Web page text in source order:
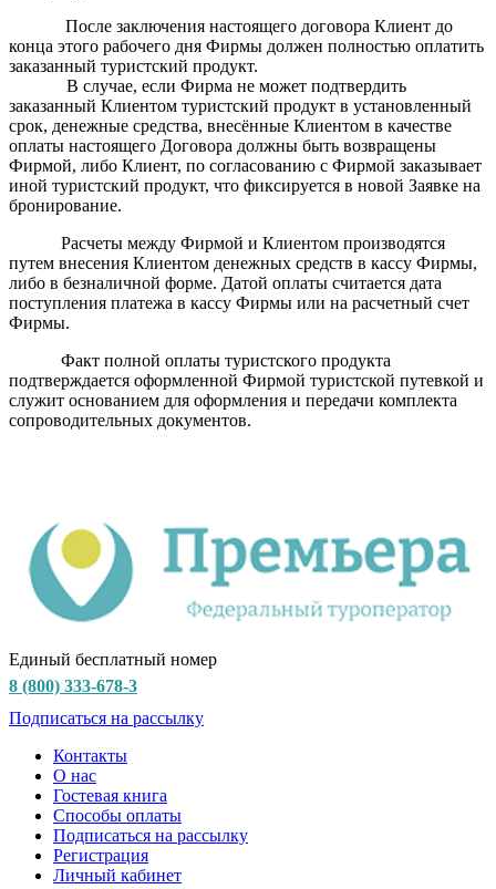
После заключения настоящего договора Клиент до
конца этого рабочего дня Фирмы должен полностью оплатить
заказанный туристский продукт.
В случае, если Фирма не может подтвердить
заказанный Клиентом туристский продукт в установленный
срок, денежные средства, внесённые Клиентом в качестве
оплаты настоящего Договора должны быть возвращены
Фирмой, либо Клиент, по согласованию с Фирмой заказывает
иной туристский продукт, что фиксируется в новой Заявке на
бронирование.
Расчеты между Фирмой и Клиентом производятся
путем внесения Клиентом денежных средств в кассу Фирмы,
либо в безналичной форме. Датой оплаты считается дата
поступления платежа в кассу Фирмы или на расчетный счет
Фирмы.
Факт полной оплаты туристского продукта
подтверждается оформленной Фирмой туристской путевкой и
служит основанием для оформления и передачи комплекта
сопроводительных документов.
Единый бесплатный номер
8 (800) 333-678-3
Подписаться на рассылку
Контакты
О нас
Гостевая книга
Способы оплаты
Подписаться на рассылку
Регистрация
Личный кабинет